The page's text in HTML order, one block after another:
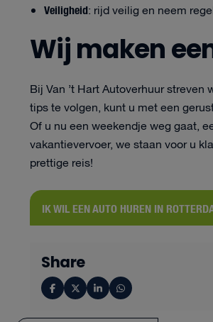
Veiligheid: rijd veilig en neem
Wij maken
Bij Van ’t Hart Autoverhuur
tips te volgen, kunt u met een
Of u nu een weekendje weg gaat,
vakantievervoer, we staan voor u
prettige reis!
IK WIL EEN AUTO HUREN IN
Share